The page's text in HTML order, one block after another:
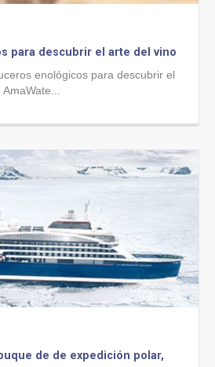
para descubrir el arte del vino
enológicos para descubrir el
de de expedición polar,